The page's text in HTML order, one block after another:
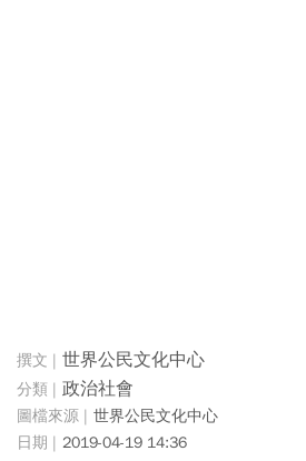
世界公民文化中心
政治社會
世界公民文化中心
2019-04-19 14:36